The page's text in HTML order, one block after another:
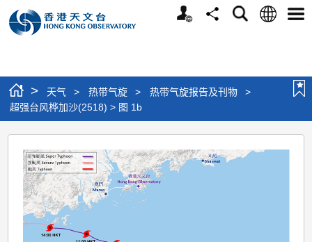
个
分
搜
语
选
> 天气 > 热带气旋 > 热带气旋报告及刊物
>
超强台风桦加沙(2518) > 图 1b
超
强
台
风
桦